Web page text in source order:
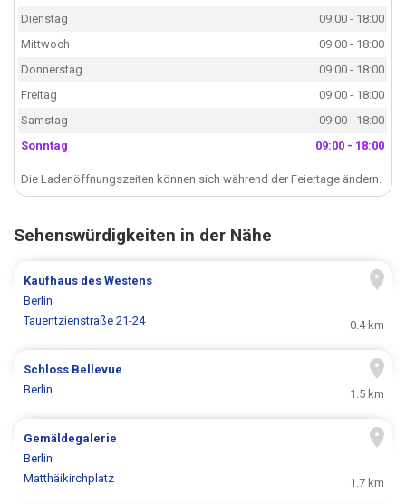
Dienstag
09:00 - 18:00
Mittwoch
09:00 - 18:00
Donnerstag
09:00 - 18:00
Freitag
09:00 - 18:00
Samstag
09:00 - 18:00
Sonntag
09:00 - 18:00
Die Ladenöffnungszeiten können sich während der Feiertage ändern.
Sehenswürdigkeiten in der Nähe
Kaufhaus des Westens
Berlin
Tauentzienstraße 21-24
0.4 km
Schloss Bellevue
Berlin
1.5 km
Gemäldegalerie
Berlin
Matthäikirchplatz
1.7 km